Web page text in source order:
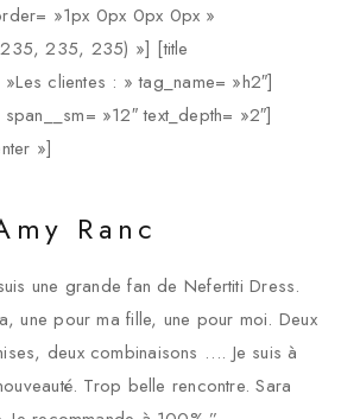
»1px 0px 0px 0px »
235, 235) »] [title
clientes : » tag_name= »h2″]
»12″ text_depth= »2″]
»]
Ranc
une grande fan de Nefertiti Dress.
une pour ma fille, une pour moi. Deux
deux combinaisons …. Je suis à
Trop belle rencontre. Sara